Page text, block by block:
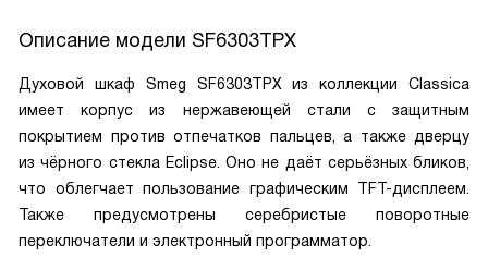
Описание модели SF6303TPX
Духовой шкаф Smeg SF6303TPX из коллекции Classica
имеет корпус из нержавеющей стали с защитным
покрытием против отпечатков пальцев, а также дверцу
из чёрного стекла Eclipse. Оно не даёт серьёзных бликов,
что облегчает пользование графическим TFT-дисплеем.
Также предусмотрены серебристые поворотные
переключатели и электронный программатор.